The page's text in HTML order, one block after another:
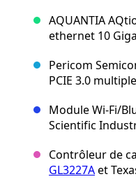
AQUANTIA
ethernet 10
Pericom
PCIE 3.0
Module Wi-Fi/
Scientific
Contrôleur de
GL3227Aet